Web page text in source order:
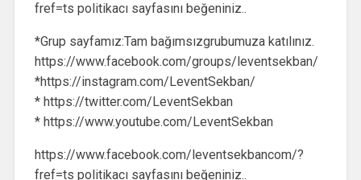
fref=ts politikacı sayfasını beğeniniz..
*Grup sayfamız:Tam bağımsızgrubumuza katılınız.
https://www.facebook.com/groups/leventsekban/
*https://instagram.com/LeventSekban/
* https://twitter.com/LeventSekban
* https://www.youtube.com/LeventSekban
https://www.facebook.com/leventsekbancom/?
fref=ts politikacı sayfasını beğeniniz..